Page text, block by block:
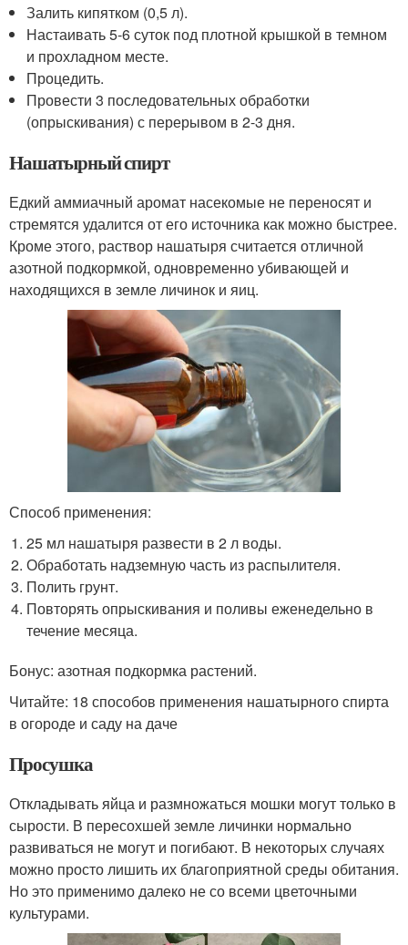
Залить кипятком (0,5 л).
Настаивать 5-6 суток под плотной крышкой в темном
и прохладном месте.
Процедить.
Провести 3 последовательных обработки
(опрыскивания) с перерывом в 2-3 дня.
Нашатырный спирт
Едкий аммиачный аромат насекомые не переносят и
стремятся удалится от его источника как можно быстрее.
Кроме этого, раствор нашатыря считается отличной
азотной подкормкой, одновременно убивающей и
находящихся в земле личинок и яиц.
Способ применения:
25 мл нашатыря развести в 2 л воды.
Обработать надземную часть из распылителя.
Полить грунт.
Повторять опрыскивания и поливы еженедельно в
течение месяца.
Бонус: азотная подкормка растений.
Читайте: 18 способов применения нашатырного спирта
в огороде и саду на даче
Просушка
Откладывать яйца и размножаться мошки могут только в
сырости. В пересохшей земле личинки нормально
развиваться не могут и погибают. В некоторых случаях
можно просто лишить их благоприятной среды обитания.
Но это применимо далеко не со всеми цветочными
культурами.